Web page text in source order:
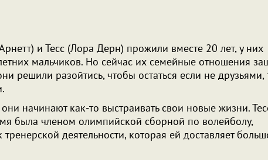
и Тесс (Лора Дерн) прожили вместе 20 лет, у них
мальчиков. Но сейчас их семейные отношения
решили разойтись, чтобы остаться если не друзьями,
начинают как-то выстраивать свои новые жизни.
была членом олимпийской сборной по волейболу,
тренерской деятельности, которая ей доставляет